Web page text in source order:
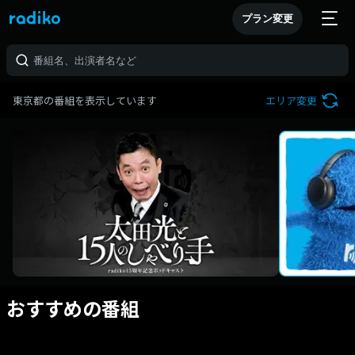
プラン変更
東京都の番組を表示しています エリア変更
おすすめの番組